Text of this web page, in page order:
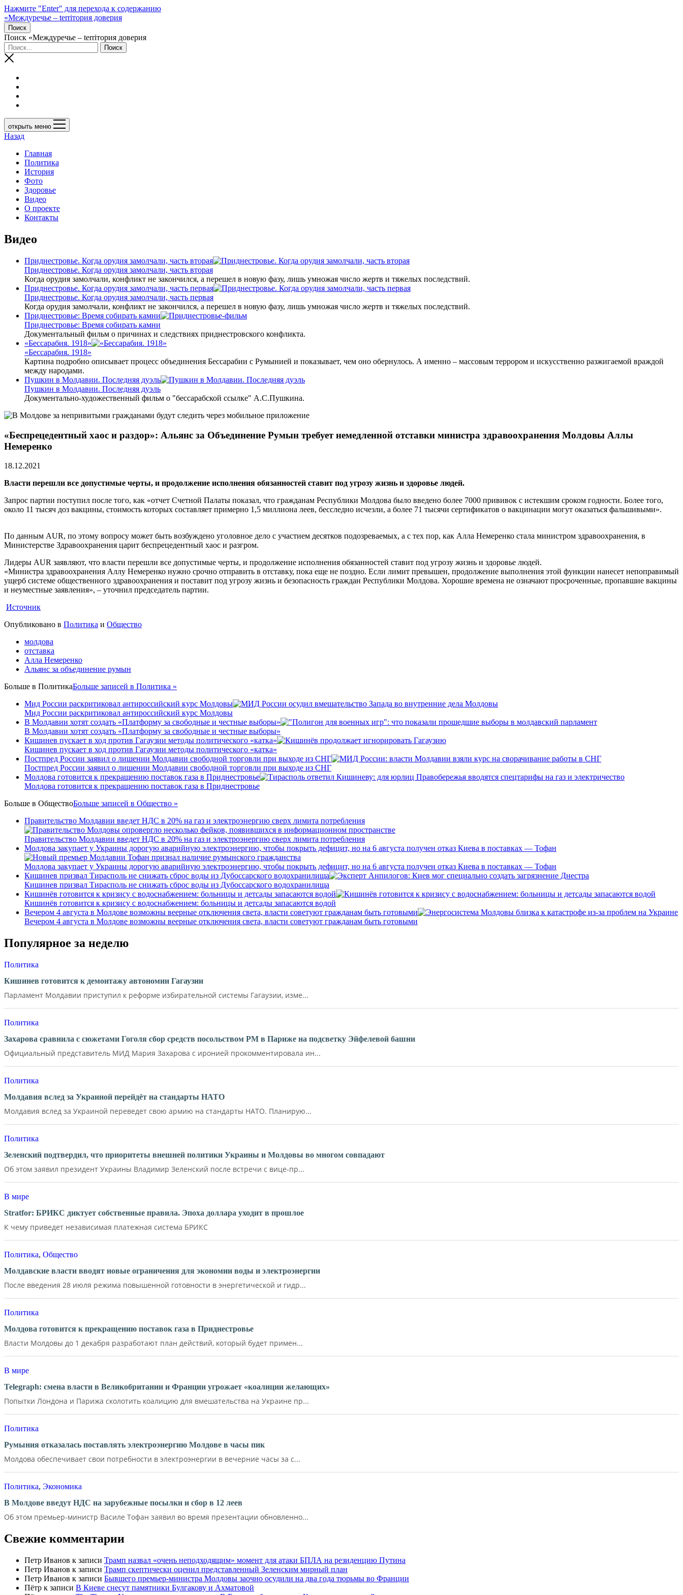
Нажмите "Enter" для перехода к содержанию
«Междуречье – terriтория доверия
Поиск
Поиск «Междуречье – terriтория доверия
открыть меню
Назад
Главная
Политика
История
Фото
Здоровье
Видео
О проекте
Контакты
Видео
Приднестровье. Когда орудия замолчали, часть вторая
Приднестровье. Когда орудия замолчали, часть вторая
Когда орудия замолчали, конфликт не закончился, а перешел в новую фазу, лишь умножая число жертв и тяжелых последствий.
Приднестровье. Когда орудия замолчали, часть первая
Приднестровье. Когда орудия замолчали, часть первая
Когда орудия замолчали, конфликт не закончился, а перешел в новую фазу, лишь умножая число жертв и тяжелых последствий.
Приднестровье: Время собирать камни
Приднестровье: Время собирать камни
Документальный фильм о причинах и следствиях приднестровского конфликта.
«Бессарабия. 1918»
«Бессарабия. 1918»
Картина подробно описывает процесс объединения Бессарабии с Румынией и показывает, чем оно обернулось. А именно – массовым террором и искусственно разжигаемой враждой
между народами.
Пушкин в Молдавии. Последняя дуэль
Пушкин в Молдавии. Последняя дуэль
Документально-художественный фильм о "бессарабской ссылке" А.С.Пушкина.
«Беспрецедентный хаос и раздор»: Альянс за Объединение Румын требует немедленной отставки министра здравоохранения Молдовы Аллы
Немеренко
18.12.2021
Власти перешли все допустимые черты, и продолжение исполнения обязанностей ставит под угрозу жизнь и здоровье людей.
Запрос партии поступил после того, как «отчет Счетной Палаты показал, что гражданам Республики Молдова было введено более 7000 прививок с истекшим сроком годности. Более того,
около 11 тысяч доз вакцины, стоимость которых составляет примерно 1,5 миллиона леев, бесследно исчезли, а более 71 тысячи сертификатов о вакцинации могут оказаться фальшивыми».
По данным AUR, по этому вопросу может быть возбуждено уголовное дело с участием десятков подозреваемых, а с тех пор, как Алла Немеренко стала министром здравоохранения, в
Министерстве Здравоохранения царит беспрецедентный хаос и разгром.
Лидеры AUR заявляют, что власти перешли все допустимые черты, и продолжение исполнения обязанностей ставит под угрозу жизнь и здоровье людей.
«Министра здравоохранения Аллу Немеренко нужно срочно отправить в отставку, пока еще не поздно. Если лимит превышен, продолжение выполнения этой функции нанесет непоправимый
ущерб системе общественного здравоохранения и поставит под угрозу жизнь и безопасность граждан Республики Молдова. Хорошие времена не означают просроченные, пропавшие вакцины
и неуместные заявления», – уточнил председатель партии.
Источник
Опубликовано в Политика и Общество
молдова
отставка
Алла Немеренко
Альянс за объединение румын
Больше в ПолитикаБольше записей в Политика »
Мид России раскритиковал антироссийский курс Молдовы
Мид России раскритиковал антироссийский курс Молдовы
В Молдавии хотят создать «Платформу за свободные и честные выборы»
В Молдавии хотят создать «Платформу за свободные и честные выборы»
Кишинев пускает в ход против Гагаузии методы политического «катка»
Кишинев пускает в ход против Гагаузии методы политического «катка»
Постпред России заявил о лишении Молдавии свободной торговли при выходе из СНГ
Постпред России заявил о лишении Молдавии свободной торговли при выходе из СНГ
Молдова готовится к прекращению поставок газа в Приднестровье
Молдова готовится к прекращению поставок газа в Приднестровье
Больше в ОбществоБольше записей в Общество »
Правительство Молдавии введет НДС в 20% на газ и электроэнергию сверх лимита потребления
Правительство Молдавии введет НДС в 20% на газ и электроэнергию сверх лимита потребления
Молдова закупает у Украины дорогую аварийную электроэнергию, чтобы покрыть дефицит, но на 6 августа получен отказ Киева в поставках — Тофан
Молдова закупает у Украины дорогую аварийную электроэнергию, чтобы покрыть дефицит, но на 6 августа получен отказ Киева в поставках — Тофан
Кишинев призвал Тирасполь не снижать сброс воды из Дубоссарского водохранилища
Кишинев призвал Тирасполь не снижать сброс воды из Дубоссарского водохранилища
Кишинёв готовится к кризису с водоснабжением: больницы и детсады запасаются водой
Кишинёв готовится к кризису с водоснабжением: больницы и детсады запасаются водой
Вечером 4 августа в Молдове возможны веерные отключения света, власти советуют гражданам быть готовыми
Вечером 4 августа в Молдове возможны веерные отключения света, власти советуют гражданам быть готовыми
Популярное за неделю
Политика
Кишинев готовится к демонтажу автономии Гагаузии
Парламент Молдавии приступил к реформе избирательной системы Гагаузии, изме...
Политика
Захарова сравнила с сюжетами Гоголя сбор средств посольством РМ в Париже на подсветку Эйфелевой башни
Официальный представитель МИД Мария Захарова с иронией прокомментировала ин...
Политика
Молдавия вслед за Украиной перейдёт на стандарты НАТО
Молдавия вслед за Украиной переведет свою армию на стандарты НАТО. Планирую...
Политика
Зеленский подтвердил, что приоритеты внешней политики Украины и Молдовы во многом совпадают
Об этом заявил президент Украины Владимир Зеленский после встречи с вице-пр...
В мире
Stratfor: БРИКС диктует собственные правила. Эпоха доллара уходит в прошлое
К чему приведет независимая платежная система БРИКС
Политика, Общество
Молдавские власти вводят новые ограничения для экономии воды и электроэнергии
После введения 28 июля режима повышенной готовности в энергетической и гидр...
Политика
Молдова готовится к прекращению поставок газа в Приднестровье
Власти Молдовы до 1 декабря разработают план действий, который будет примен...
В мире
Telegraph: смена власти в Великобритании и Франции угрожает «коалиции желающих»
Попытки Лондона и Парижа сколотить коалицию для вмешательства на Украине пр...
Политика
Румыния отказалась поставлять электроэнергию Молдове в часы пик
Молдова обеспечивает свои потребности в электроэнергии в вечерние часы за с...
Политика, Экономика
В Молдове введут НДС на зарубежные посылки и сбор в 12 леев
Об этом премьер-министр Василе Тофан заявил во время презентации обновленно...
Свежие комментарии
Петр Иванов к записи Трамп назвал «очень неподходящим» момент для атаки БПЛА на резиденцию Путина
Петр Иванов к записи Трамп скептически оценил представленный Зеленским мирный план
Петр Иванов к записи Бывшего премьер-министра Молдовы заочно осудили на два года тюрьмы во Франции
Пётр к записи В Киеве снесут памятники Булгакову и Ахматовой